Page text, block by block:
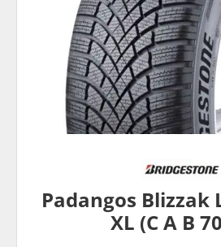
Padangos Blizzak
XL (C A B